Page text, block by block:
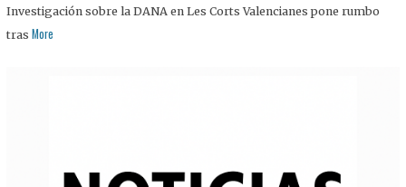
Investigación sobre la DANA en Les Corts Valencianes pone rumbo
tras More